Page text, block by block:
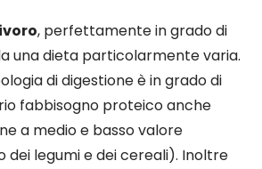
, perfettamente in grado di
una dieta particolarmente varia.
di digestione è in grado di
fabbisogno proteico anche
a medio e basso valore
dei legumi e dei cereali). Inoltre